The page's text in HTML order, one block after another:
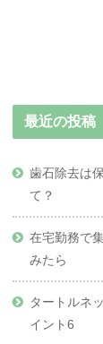
最近の投稿
歯石除去は
て？
在宅勤務で
みたら
タートルネ
イント6